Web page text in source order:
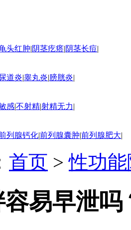
头红肿|阴茎疙瘩|阴茎长痘|
尿道炎|睾丸炎|膀胱炎|
感|不射精|射精无力|
列腺钙化|前列腺囊肿|前列腺肥大|
首页 >性功
易早泄吗